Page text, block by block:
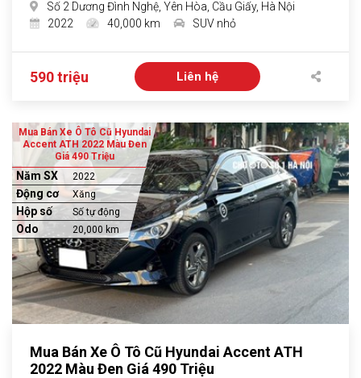
Số 2 Dương Đình Nghệ, Yên Hòa, Cầu Giấy, Hà Nội
2022
40,000 km SUV nhỏ
590 triệu Liên hệ
Mua Bán Xe Ô Tô Cũ Hyundai
Accent ATH 2022 Màu Đen
Giá 490 Triệu
Năm SX 2022
Động cơ Xăng
Hộp số Số tự động
Odo 20,000 km
Mua Bán Xe Ô Tô Cũ Hyundai Accent ATH
2022 Màu Đen Giá 490 Triệu